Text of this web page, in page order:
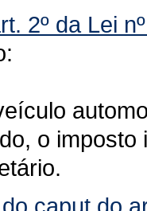
2º da Lei
o